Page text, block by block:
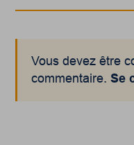
Vous devez être
commentaire.Se